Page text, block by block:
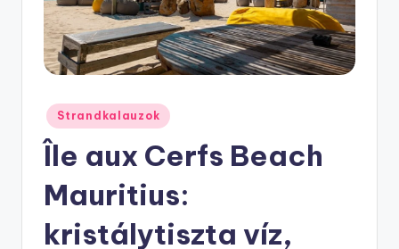
Posted
in
Strandkalauzok
Île aux Cerfs Beach
Mauritius:
kristálytiszta víz,